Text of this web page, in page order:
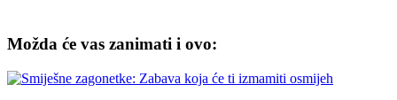
Možda će vas zanimati i ovo: